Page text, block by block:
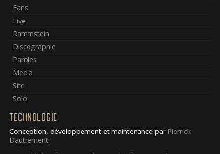
Fans
Live
Rammstein
Discographie
Paroles
Media
Site
Solo
TECHNOLOGIE
Conception, développement et maintenance par Pierrick
Dautrement.